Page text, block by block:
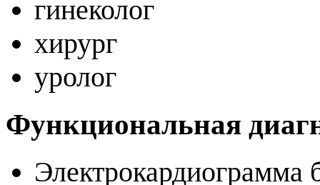
гинеколог
хирург
уролог
Функциональная